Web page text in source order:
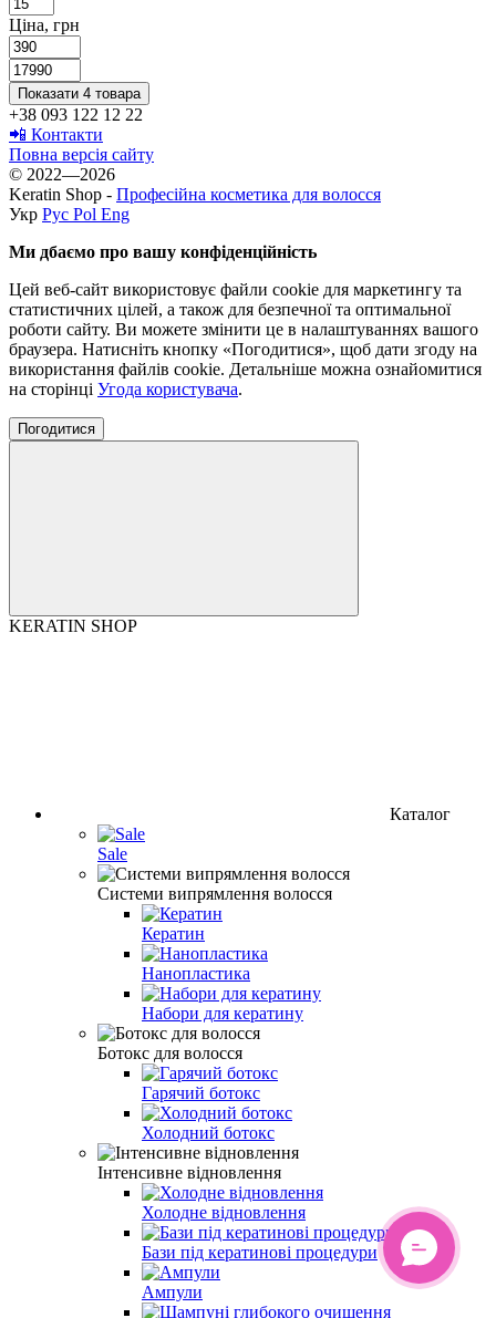
Ціна, грн
Показати 4 товара
+38 093 122 12 22
📲 Контакти
Повна версія сайту
© 2022—2026
Keratin Shop - Професійна косметика для волосся
Укр Рус Pol Eng
Ми дбаємо про вашу конфіденційність
Цей веб-сайт використовує файли cookie для маркетингу та
статистичних цілей, а також для безпечної та оптимальної
роботи сайту. Ви можете змінити це в налаштуваннях вашого
браузера. Натисніть кнопку «Погодитися», щоб дати згоду на
використання файлів cookie. Детальніше можна ознайомитися
на сторінці Угода користувача.
Погодитися
KERATIN SHOP
Каталог
Sale
Системи випрямлення волосся
Кератин
Нанопластика
Набори для кератину
Ботокс для волосся
Гарячий ботокс
Холодний ботокс
Інтенсивне відновлення
Холодне відновлення
Бази під кератинові процедури
Ампули